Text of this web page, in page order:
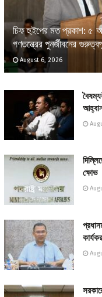
চিফ হুইপের মত প্রকাশ: ৫
গণতন্ত্রের পুনর্জীবনের
August 6, 2026
ক্ষোভ